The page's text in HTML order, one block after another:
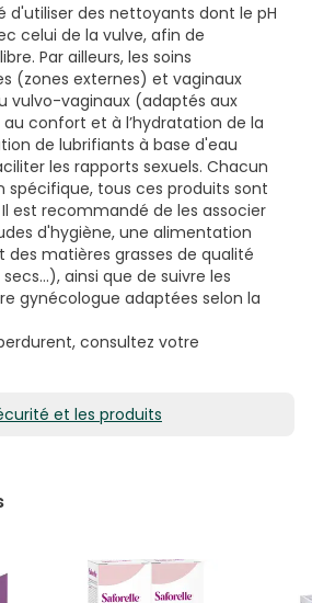
d'utiliser des nettoyants dont le pH
celui de la vulve, afin de
Par ailleurs, les soins
(zones externes) et vaginaux
vulvo-vaginaux (adaptés aux
confort et à l’hydratation de la
de lubrifiants à base d'eau
les rapports sexuels. Chacun
tous ces produits sont
est recommandé de les associer
d'hygiène, une alimentation
matières grasses de qualité
ainsi que de suivre les
gynécologue adaptées selon la
consultez votre
et les produits